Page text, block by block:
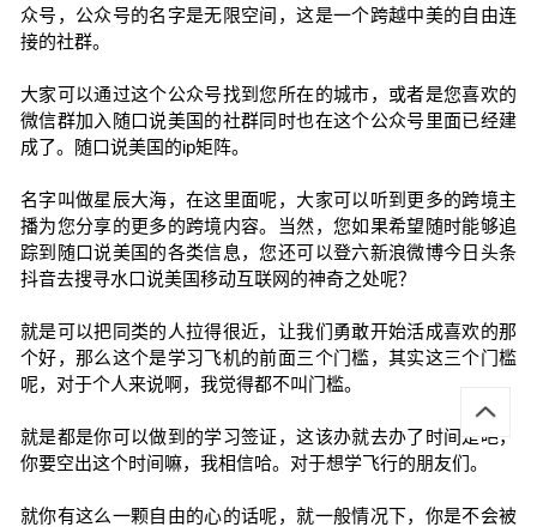
众号，公众号的名字是无限空间，这是一个跨越中美的自由连
接的社群。
大家可以通过这个公众号找到您所在的城市，或者是您喜欢的
微信群加入随口说美国的社群同时也在这个公众号里面已经建
成了。随口说美国的ip矩阵。
名字叫做星辰大海，在这里面呢，大家可以听到更多的跨境主
播为您分享的更多的跨境内容。当然，您如果希望随时能够追
踪到随口说美国的各类信息，您还可以登六新浪微博今日头条
抖音去搜寻水口说美国移动互联网的神奇之处呢？
就是可以把同类的人拉得很近，让我们勇敢开始活成喜欢的那
个好，那么这个是学习飞机的前面三个门槛，其实这三个门槛
呢，对于个人来说啊，我觉得都不叫门槛。
就是都是你可以做到的学习签证，这该办就去办了时间是吧，
你要空出这个时间嘛，我相信哈。对于想学飞行的朋友们。
就你有这么一颗自由的心的话呢，就一般情况下，你是不会被